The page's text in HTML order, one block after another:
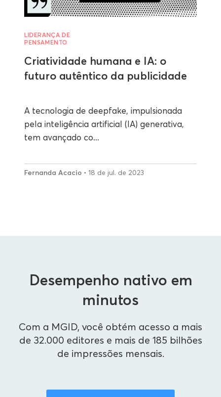
LIDERANÇA DE
PENSAMENTO
Criatividade humana e IA: o
futuro autêntico da publicidade
A tecnologia de deepfake, impulsionada
pela inteligência artificial (IA) generativa,
tem avançado co...
Fernanda Acacio • 18 de jul. de 2023
Desempenho nativo em
minutos
Com a MGID, você obtém acesso a mais
de 32.000 editores e mais de 185 bilhões
de impressões mensais.